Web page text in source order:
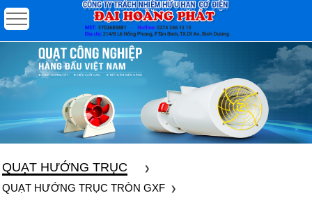
QUẠT HƯỚNG TRỤC
QUẠT HƯỚNG TRỤC TRÒN GXF